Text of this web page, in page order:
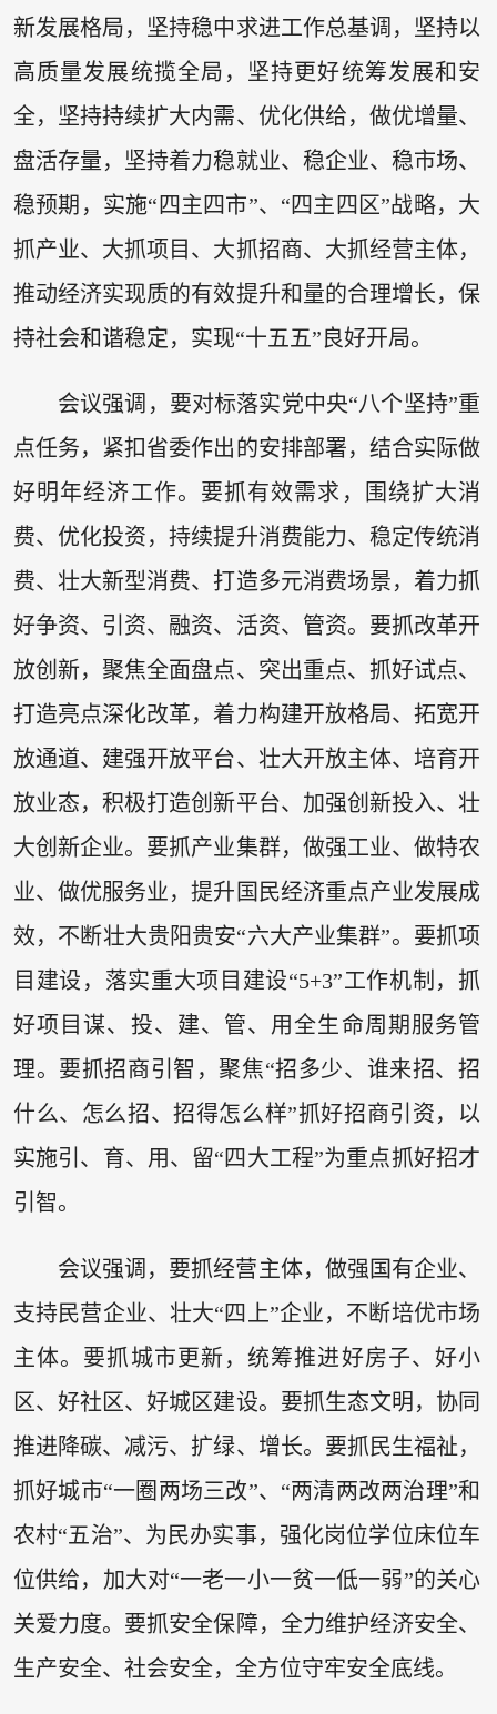
新发展格局，坚持稳中求进工作总基调，坚持以
高质量发展统揽全局，坚持更好统筹发展和安
全，坚持持续扩大内需、优化供给，做优增量、
盘活存量，坚持着力稳就业、稳企业、稳市场、
稳预期，实施“四主四市”、“四主四区”战略，大
抓产业、大抓项目、大抓招商、大抓经营主体，
推动经济实现质的有效提升和量的合理增长，保
持社会和谐稳定，实现“十五五”良好开局。
会议强调，要对标落实党中央“八个坚持”重
点任务，紧扣省委作出的安排部署，结合实际做
好明年经济工作。要抓有效需求，围绕扩大消
费、优化投资，持续提升消费能力、稳定传统消
费、壮大新型消费、打造多元消费场景，着力抓
好争资、引资、融资、活资、管资。要抓改革开
放创新，聚焦全面盘点、突出重点、抓好试点、
打造亮点深化改革，着力构建开放格局、拓宽开
放通道、建强开放平台、壮大开放主体、培育开
放业态，积极打造创新平台、加强创新投入、壮
大创新企业。要抓产业集群，做强工业、做特农
业、做优服务业，提升国民经济重点产业发展成
效，不断壮大贵阳贵安“六大产业集群”。要抓项
目建设，落实重大项目建设“5+3”工作机制，抓
好项目谋、投、建、管、用全生命周期服务管
理。要抓招商引智，聚焦“招多少、谁来招、招
什么、怎么招、招得怎么样”抓好招商引资，以
实施引、育、用、留“四大工程”为重点抓好招才
引智。
会议强调，要抓经营主体，做强国有企业、
支持民营企业、壮大“四上”企业，不断培优市场
主体。要抓城市更新，统筹推进好房子、好小
区、好社区、好城区建设。要抓生态文明，协同
推进降碳、减污、扩绿、增长。要抓民生福祉，
抓好城市“一圈两场三改”、“两清两改两治理”和
农村“五治”、为民办实事，强化岗位学位床位车
位供给，加大对“一老一小一贫一低一弱”的关心
关爱力度。要抓安全保障，全力维护经济安全、
生产安全、社会安全，全方位守牢安全底线。